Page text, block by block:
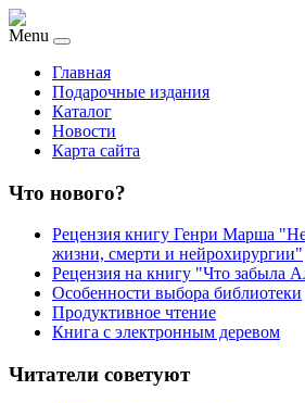
Menu
Главная
Подарочные издания
Каталог
Новости
Карта сайта
Что нового?
Рецензия книгу Генри Марша
жизни, смерти и нейрохирургии"
Рецензия на книгу "Что забыла
Особенности выбора библиотеки
Продуктивное чтение
Книга с электронным деревом
Читатели советуют